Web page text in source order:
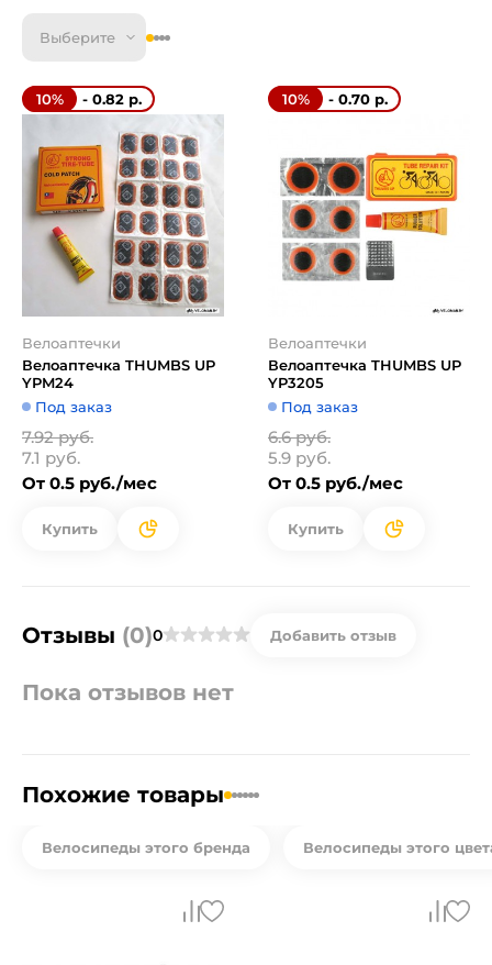
Выберите
10% - 0.82 р.
Велоаптечки
Велоаптечка THUMBS UP
YPM24
Под заказ
7.92 руб.
7.1 руб.
От 0.5 руб./мес
Купить
10% - 0.70 р.
Велоаптечки
Велоаптечка THUMBS UP
YP3205
Под заказ
6.6 руб.
5.9 руб.
От 0.5 руб./мес
Купить
Отзывы (0)0 Добавить отзыв
Пока отзывов нет
Похожие товары
Велосипеды этого бренда Велосипеды этого